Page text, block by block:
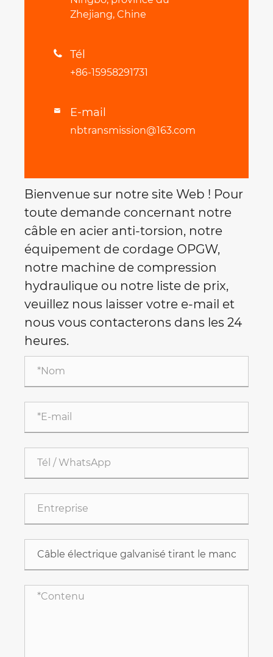
Zhejiang, Chine
 Tél
+86-15958291731
 E-mail
nbtransmission@163.com
Bienvenue sur notre site Web ! Pour
toute demande concernant notre
câble en acier anti-torsion, notre
équipement de cordage OPGW,
notre machine de compression
hydraulique ou notre liste de prix,
veuillez nous laisser votre e-mail et
nous vous contacterons dans les 24
heures.